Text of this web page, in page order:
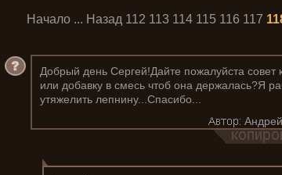
Начало ... Назад 112 113 114 115 116 117
Добрый день Сергей!Дайте пожалуйста
или добавку в смесь чтоб она держалась?Я
утяжелить лепнину...Спасибо...
Андрей